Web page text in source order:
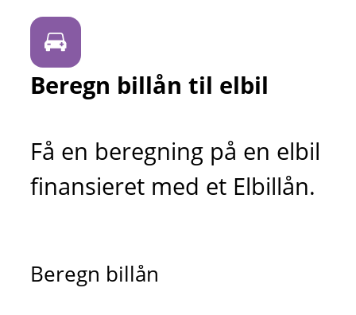
Beregn billån til elbil
Få en beregning på en elbil
finansieret med et Elbillån.
Beregn billån